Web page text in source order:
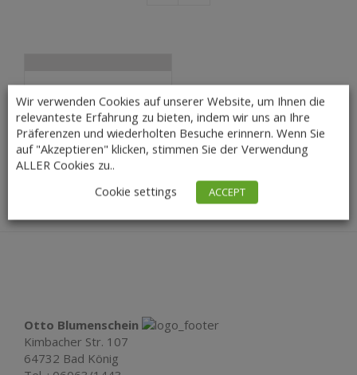
Süßwasserzuchtperlen
...
16,00€ Lieferzeit: 3 – 5
Tage
Otto Blumenschein
Kimbacher Str. 107
64732 Bad König
Wir verwenden Cookies auf unserer Website, um Ihnen die
relevanteste Erfahrung zu bieten, indem wir uns an Ihre
Präferenzen und wiederholten Besuche erinnern. Wenn Sie
auf "Akzeptieren" klicken, stimmen Sie der Verwendung
ALLER Cookies zu..
Cookie settings
ACCEPT